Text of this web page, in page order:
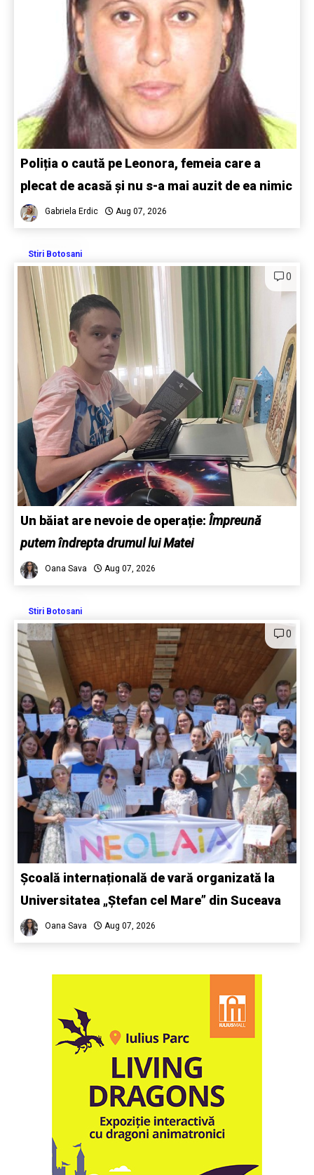
Poliția o caută pe Leonora, femeia care a
plecat de acasă și nu s-a mai auzit de ea nimic
Gabriela Erdic Aug 07, 2026
Stiri Botosani
0
Un băiat are nevoie de operație: Împreună
putem îndrepta drumul lui Matei
Oana Sava Aug 07, 2026
Stiri Botosani
0
Școală internațională de vară organizată la
Universitatea „Ștefan cel Mare” din Suceava
Oana Sava Aug 07, 2026